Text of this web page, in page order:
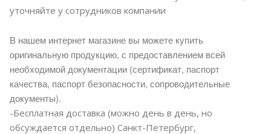
уточняйте у сотрудников компании
В нашем интернет магазине вы можете купить
оригинальную продукцию, с предоставлением всей
необходимой документации (сертификат, паспорт
качества, паспорт безопасности, сопроводительные
документы).
-Бесплатная доставка (можно день в день, но
обсуждается отдельно) Санкт-Петербург,